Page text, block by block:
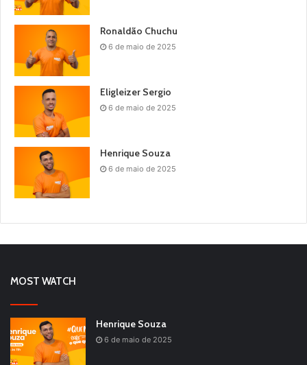
Ronaldão Chuchu
6 de maio de 2025
Eligleizer Sergio
6 de maio de 2025
Henrique Souza
6 de maio de 2025
MOST WATCH
Henrique Souza
6 de maio de 2025